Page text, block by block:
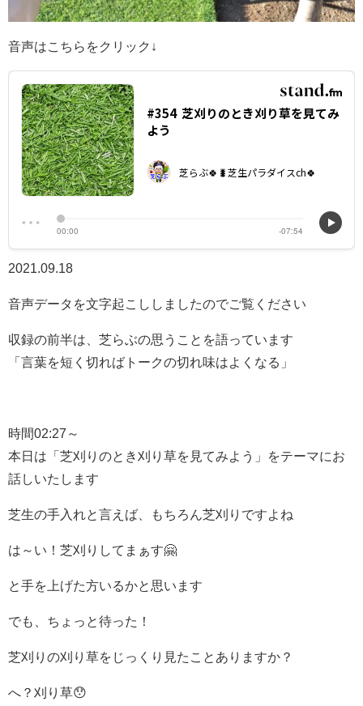
音声はこちらをクリック↓
2021.09.18
音声データを文字起こししましたのでご覧ください
収録の前半は、芝らぶの思うことを語っています
「言葉を短く切ればトークの切れ味はよくなる」
時間02:27～
本日は「芝刈りのとき刈り草を見てみよう」をテーマにお
話しいたします
芝生の手入れと言えば、もちろん芝刈りですよね
は～い！芝刈りしてまぁす🤗
と手を上げた方いるかと思います
でも、ちょっと待った！
芝刈りの刈り草をじっくり見たことありますか？
へ？刈り草😯